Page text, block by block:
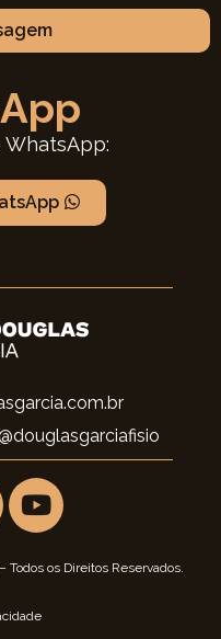
os Direitos Reservados.